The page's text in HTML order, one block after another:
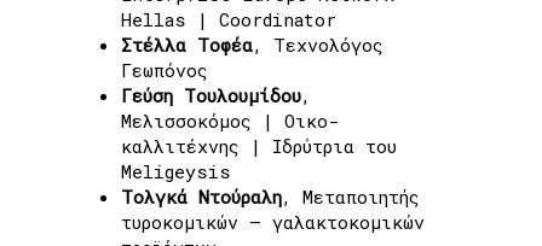
Hellas | Coordinator
Στέλλα Τοφέα, Tεχνολόγος
Γεωπόνος
Γεύση Τουλουμίδου,
Μελισσοκόμος | Οικο-
καλλιτέχνης | Ιδρύτρια του
Meligeysis
Τολγκά Ντούραλη, Μεταποιητής
τυροκομικών – γαλακτοκομικών